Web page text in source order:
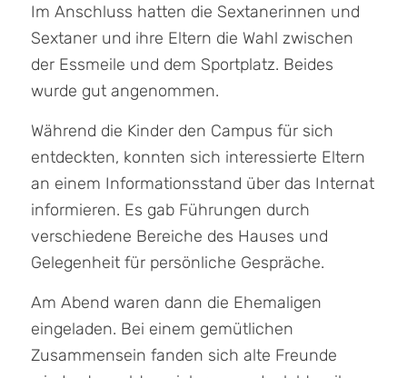
Im Anschluss hatten die Sextanerinnen und
Sextaner und ihre Eltern die Wahl zwischen
der Essmeile und dem Sportplatz. Beides
wurde gut angenommen.
Während die Kinder den Campus für sich
entdeckten, konnten sich interessierte Eltern
an einem Informationsstand über das Internat
informieren. Es gab Führungen durch
verschiedene Bereiche des Hauses und
Gelegenheit für persönliche Gespräche.
Am Abend waren dann die Ehemaligen
eingeladen. Bei einem gemütlichen
Zusammensein fanden sich alte Freunde